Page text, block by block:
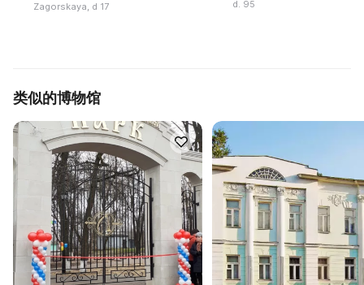
Zagorskaya, d 17 d. 95
类似的博物馆